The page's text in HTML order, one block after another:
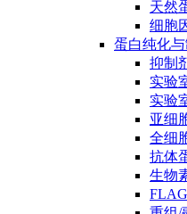
天然
细胞
蛋白纯化
抑制
实验
实验
亚细
全细
抗体
生物